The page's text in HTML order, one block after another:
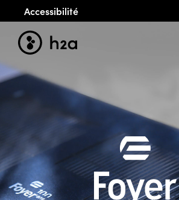
Accessibilité